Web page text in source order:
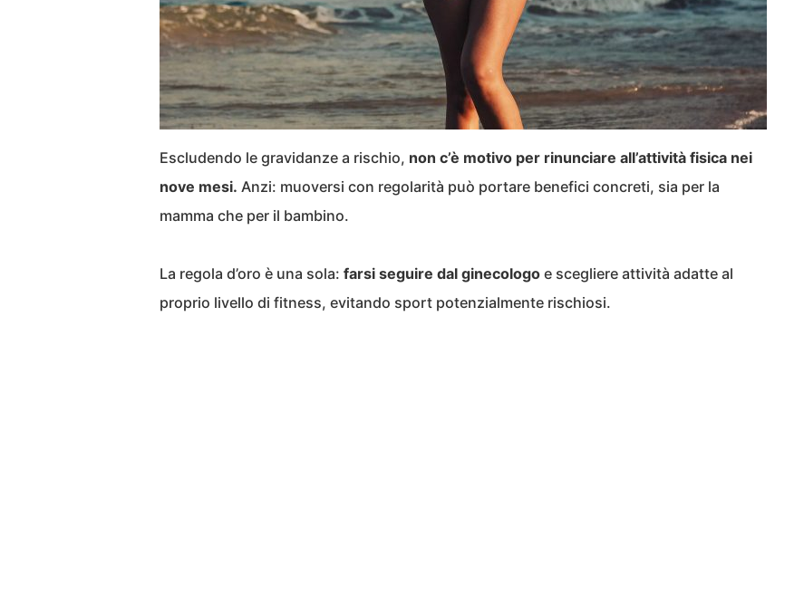
Escludendo le gravidanze a rischio, non c’è motivo per rinunciare all’attività fisica nei
nove mesi. Anzi: muoversi con regolarità può portare benefici concreti, sia per la
mamma che per il bambino.
La regola d’oro è una sola: farsi seguire dal ginecologo e scegliere attività adatte al
proprio livello di fitness, evitando sport potenzialmente rischiosi.